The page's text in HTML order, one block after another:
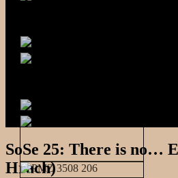
SoSe 25: There is no…
Hrach)